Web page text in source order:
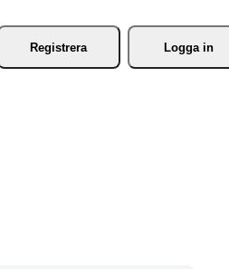
Registrera
Logga in